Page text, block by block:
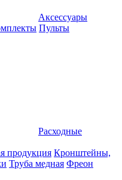
Аксессуары
Пульты
Расходные
продукция Кронштейны,
Труба медная Фреон